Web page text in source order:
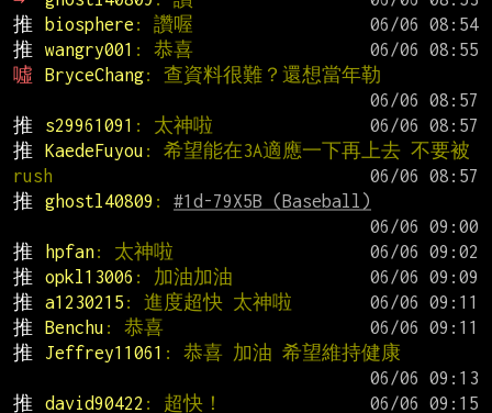
推
biosphere : 讚喔
推
wangry001 : 恭喜
噓
BryceChang: 查資料很難？還想當年勒
推
s29961091 : 太神啦
推
KaedeFuyou : 希望能在3A適應一下再上去 不要被
rush
推
ghostl40809 : #1d-79X5B (Baseball)
推
hpfan: 太神啦
推
opkl13006 : 加油加油
推
a1230215 : 進度超快 太神啦
推
Benchu : 恭喜
推
Jeffrey11061 : 恭喜 加油 希望維持健康
推
david90422 : 超快！